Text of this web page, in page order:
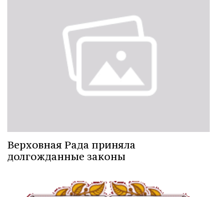
Верховная Рада приняла
долгожданные законы